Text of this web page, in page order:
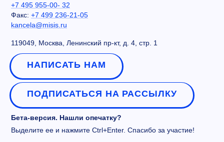
+7 495 955-00- 32
Факс: +7 499 236-21-05
kancela@misis.ru
119049, Москва, Ленинский пр-кт, д. 4, стр. 1
НАПИСАТЬ НАМ
ПОДПИСАТЬСЯ НА РАССЫЛКУ
Бета-версия. Нашли опечатку?
Выделите ее и нажмите Ctrl+Enter. Спасибо за участие!